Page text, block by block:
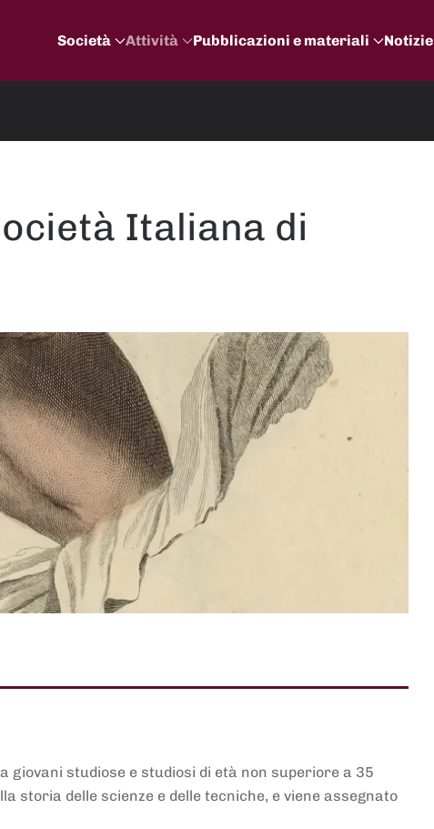
Società Attività Pubblicazioni e materiali Notizie
Italiana di
giovani studiose e studiosi di età non superiore a 35
storia delle scienze e delle tecniche, e viene assegnato